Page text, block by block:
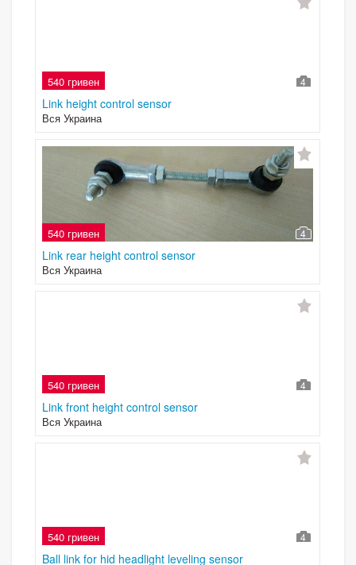
540 гривен 4
Link height control sensor
Вся Украина
540 гривен 4
Link rear height control sensor
Вся Украина
540 гривен 4
Link front height control sensor
Вся Украина
540 гривен 4
Ball link for hid headlight leveling sensor